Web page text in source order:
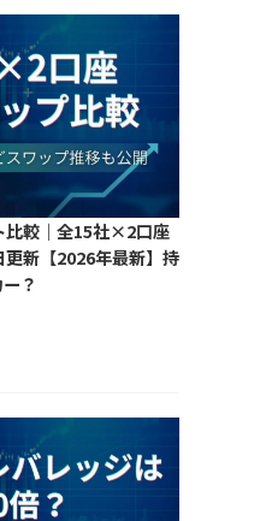
比較｜全15社×2口座
新【2026年最新】持
？